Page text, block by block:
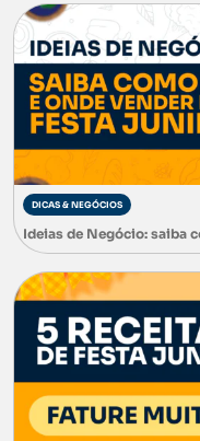
DICAS & NEGÓCIOS
Ideias de Negócio: saiba